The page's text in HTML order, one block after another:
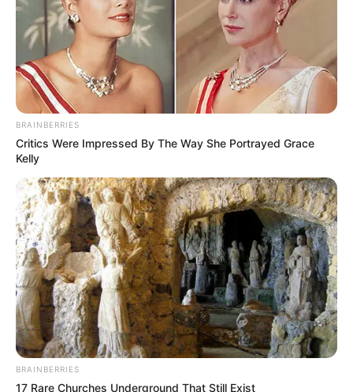
LICITACIÓN
Hacen importante anuncio
por intercambiador vial
que acabará trancones en
Calle 80
CARGAR MÁS
TEMAS DESTACADOS
EMERGENCIAS POR LLUVIAS
FUERTES LLUVIAS
VIA AL LLANO
LIGA BETPLAY
METRO DE MEDELLÍN
CORTES DE LUZ
CORTES DE AGUA
FENÓMENO DEL NIÑO
BRAINBERRIES
Critics Were Impressed By The Way She Portrayed Grace
Kelly
BRAINBERRIES
17 Rare Churches Underground That Still Exist